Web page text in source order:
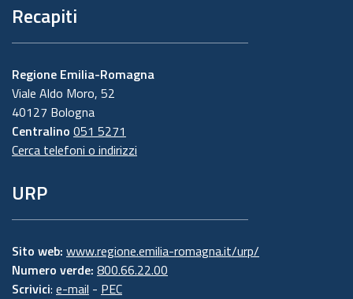
Recapiti
Regione Emilia-Romagna
Viale Aldo Moro, 52
40127 Bologna
Centralino 051 5271
Cerca telefoni o indirizzi
URP
Sito web: www.regione.emilia-romagna.it/urp/
Numero verde: 800.66.22.00
Scrivici: e-mail - PEC